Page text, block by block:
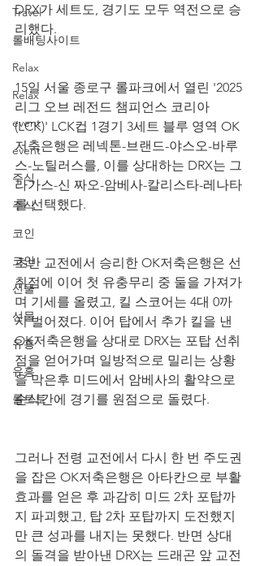
Travel
롤배팅사이트
Relax
Relax
event
event
주식
주식
코인
코인
선물
선물
유흥
유흥
롤토토
DRX가 세트도, 경기도 모두 역전으로 승
리했다.
15일 서울 종로구 롤파크에서 열린 '2025
리그 오브 레전드 챔피언스 코리아
(LCK)' LCK컵 1경기 3세트 블루 영역 OK
저축은행은 레넥톤-브랜드-야스오-바루
스-노틸러스를, 이를 상대하는 DRX는 그
라가스-신 짜오-암베사-칼리스타-레나타
를 선택했다.
초반 교전에서 승리한 OK저축은행은 선
취점에 이어 첫 유충무리 중 둘을 가져가
며 기세를 올렸고, 킬 스코어는 4대 0까
지 벌어졌다. 이어 탑에서 추가 킬을 낸
OK저축은행을 상대로 DRX는 포탑 선취
점을 얻어가며 일방적으로 밀리는 상황
을 막은후 미드에서 암베사의 활약으로
순식간에 경기를 원점으로 돌렸다.
그러나 전령 교전에서 다시 한 번 주도권
을 잡은 OK저축은행은 아타칸으로 부활
효과를 얻은 후 과감히 미드 2차 포탑까
지 파괴했고, 탑 2차 포탑까지 도전했지
만 큰 성과를 내지는 못했다. 반면 상대
의 돌격을 받아낸 DRX는 드래곤 앞 교전